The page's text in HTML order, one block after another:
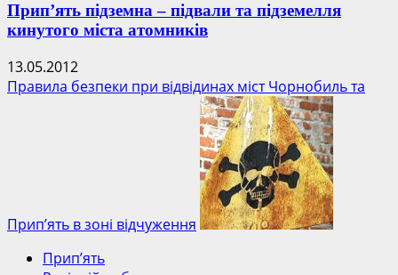
Прип’ять підземна – підвали та підземелля
кинутого міста атомників
13.05.2012
Правила безпеки при відвідинах міст Чорнобиль та
Прип’ять в зоні відчуження
Прип’ять